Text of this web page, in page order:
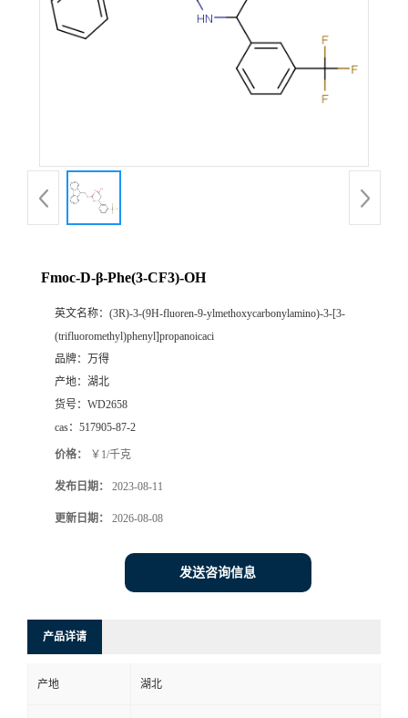
Fmoc-D-β-Phe(3-CF3)-OH
英文名称： (3R)-3-(9H-fluoren-9-ylmethoxycarbonylamino)-3-[3-
(trifluoromethyl)phenyl]propanoicaci
品牌： 万得
产地： 湖北
货号： WD2658
cas： 517905-87-2
价格： ￥1/千克
发布日期： 2023-08-11
更新日期： 2026-08-08
发送咨询信息
产品详请
产地 湖北